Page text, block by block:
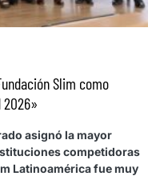
Slim como
asignó la mayor
competidoras
Latinoamérica fue muy